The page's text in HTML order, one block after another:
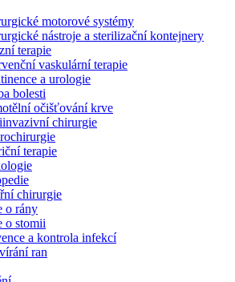
ambulance jsou tu pro vás. Zvolte
které potřebujete, a objednejte se do naší
s B. Braun. ​Kontaktujte nás.​
motorové systémy
nástroje a sterilizační kontejnery
terapie
vaskulární terapie
a urologie
bolesti
očišťování krve
chirurgie
terapie
chirurgie
o rány
o stomii
a kontrola infekcí
ran